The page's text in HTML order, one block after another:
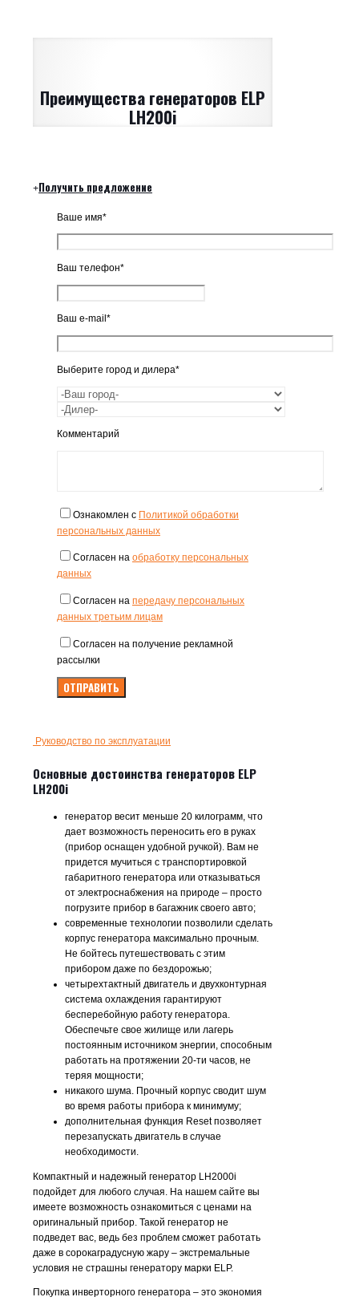
Преимущества генераторов ELP
LH200i
Получить предложение
Ваше имя*
Ваш телефон*
Ваш e-mail*
Выберите город и дилера*
Комментарий
Ознакомлен с Политикой обработки
персональных данных
Согласен на обработку персональных
данных
Согласен на передачу персональных
данных третьим лицам
Согласен на получение рекламной
рассылки
Руководство по эксплуатации
Основные достоинства генераторов ELP
LH200i
генератор весит меньше 20 килограмм, что
дает возможность переносить его в руках
(прибор оснащен удобной ручкой). Вам не
придется мучиться с транспортировкой
габаритного генератора или отказываться
от электроснабжения на природе – просто
погрузите прибор в багажник своего авто;
современные технологии позволили сделать
корпус генератора максимально прочным.
Не бойтесь путешествовать с этим
прибором даже по бездорожью;
четырехтактный двигатель и двухконтурная
система охлаждения гарантируют
бесперебойную работу генератора.
Обеспечьте свое жилище или лагерь
постоянным источником энергии, способным
работать на протяжении 20-ти часов, не
теряя мощности;
никакого шума. Прочный корпус сводит шум
во время работы прибора к минимуму;
дополнительная функция Reset позволяет
перезапускать двигатель в случае
необходимости.
Компактный и надежный генератор LH2000i
подойдет для любого случая. На нашем сайте вы
имеете возможность ознакомиться с ценами на
оригинальный прибор. Такой генератор не
подведет вас, ведь без проблем сможет работать
даже в сорокаградусную жару – экстремальные
условия не страшны генератору марки ELP.
Покупка инверторного генератора – это экономия